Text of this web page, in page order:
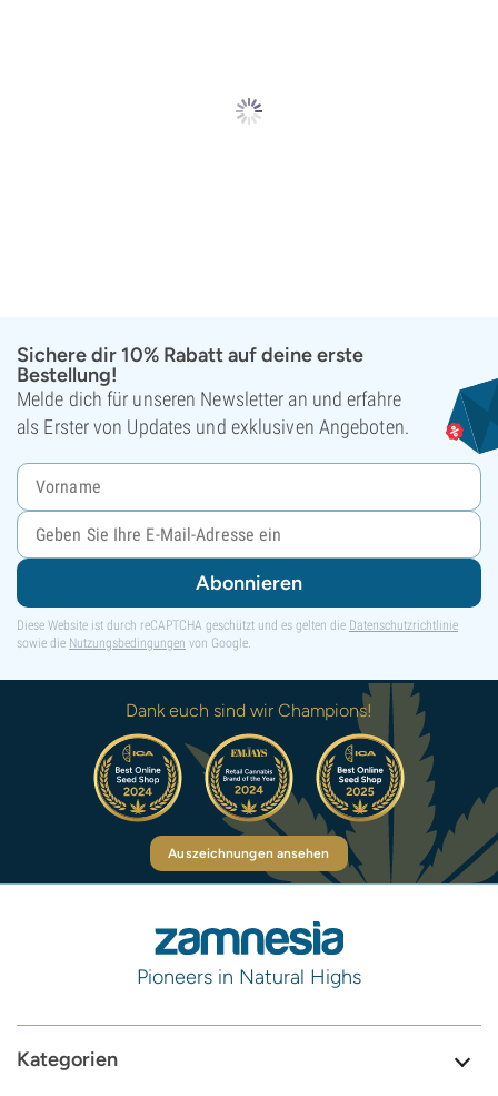
Sichere dir 10% Rabatt auf deine erste
Bestellung!
Melde dich für unseren Newsletter an und erfahre
als Erster von Updates und exklusiven Angeboten.
Abonnieren
Diese Website ist durch reCAPTCHA geschützt und es gelten die Datenschutzrichtlinie
sowie die Nutzungsbedingungen von Google.
Dank euch sind wir Champions!
Auszeichnungen ansehen
Pioneers in Natural Highs
Kategorien